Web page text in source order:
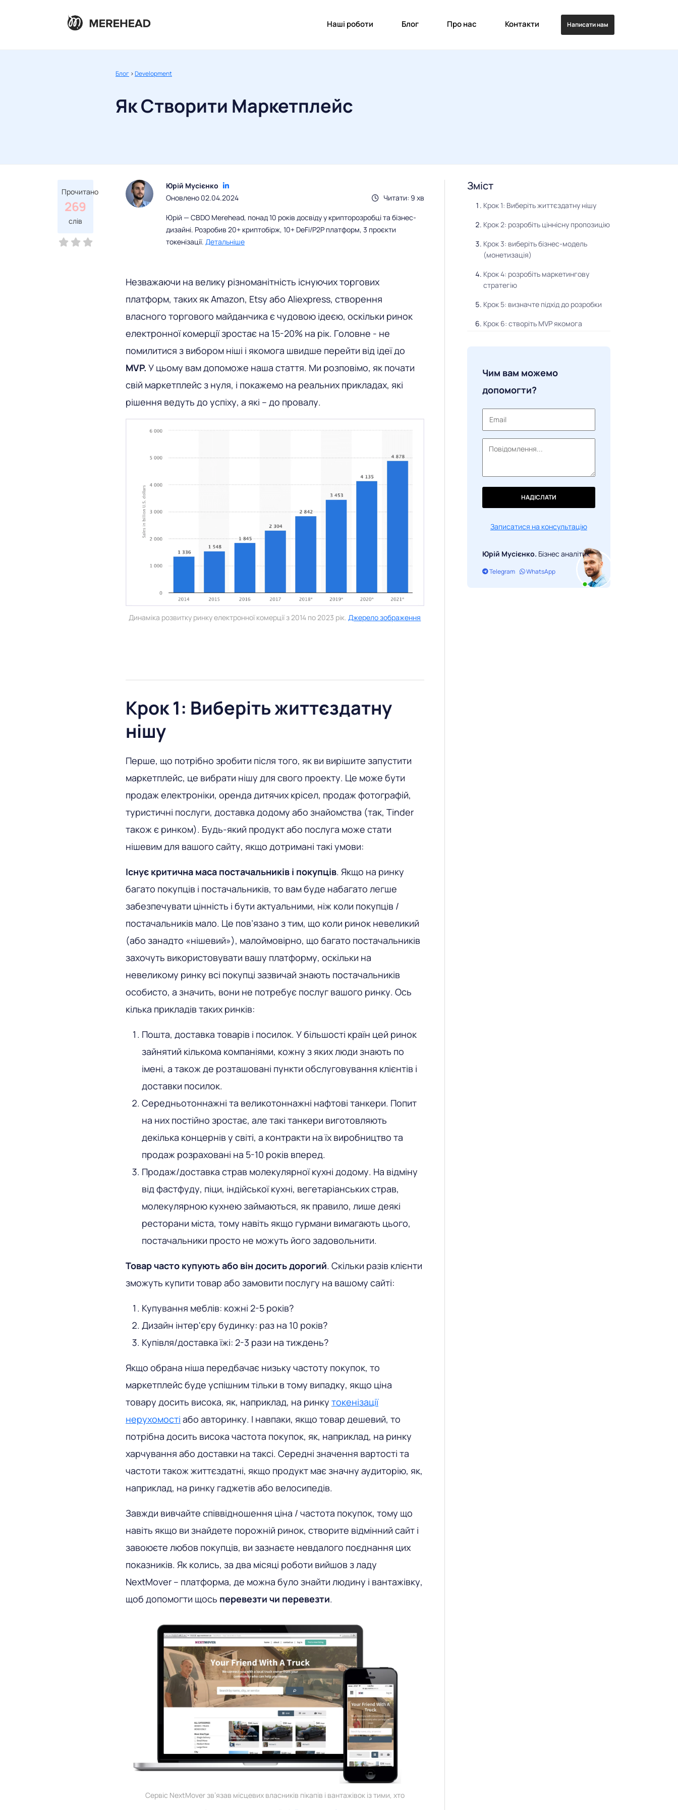
Наші роботи Блог Про нас Контакти Написати нам
Блог >Development
Як Створити Маркетплейс
Прочитано
269
слів
Юрій Мусієнко
Читати: 9 хв
Оновлено 02.04.2024
Юрій — CBDO Merehead, понад 10 років досвіду у крипторозробці та бізнес-
дизайні. Розробив 20+ криптобірж, 10+ DeFi/P2P платформ, 3 проєкти
токенізації. Детальніше
Незважаючи на велику різноманітність існуючих торгових
платформ, таких як Amazon, Etsy або Aliexpress, створення
власного торгового майданчика є чудовою ідеєю, оскільки ринок
електронної комерції зростає на 15-20% на рік. Головне - не
помилитися з вибором ніші і якомога швидше перейти від ідеї до
MVP. У цьому вам допоможе наша стаття. Ми розповімо, як почати
свій маркетплейс з нуля, і покажемо на реальних прикладах, які
рішення ведуть до успіху, а які – до провалу.
Динаміка розвитку ринку електронної комерції з 2014 по 2023 рік.Джерело зображення
Крок 1: Виберіть життєздатну
нішу
Перше, що потрібно зробити після того, як ви вирішите запустити
маркетплейс, це вибрати нішу для свого проекту. Це може бути
продаж електроніки, оренда дитячих крісел, продаж фотографій,
туристичні послуги, доставка додому або знайомства (так, Tinder
також є ринком). Будь-який продукт або послуга може стати
нішевим для вашого сайту, якщо дотримані такі умови:
Існує критична маса постачальників і покупців. Якщо на ринку
багато покупців і постачальників, то вам буде набагато легше
забезпечувати цінність і бути актуальними, ніж коли покупців /
постачальників мало. Це пов’язано з тим, що коли ринок невеликий
(або занадто «нішевий»), малоймовірно, що багато постачальників
захочуть використовувати вашу платформу, оскільки на
невеликому ринку всі покупці зазвичай знають постачальників
особисто, а значить, вони не потребує послуг вашого ринку. Ось
кілька прикладів таких ринків:
Пошта, доставка товарів і посилок. У більшості країн цей ринок
зайнятий кількома компаніями, кожну з яких люди знають по
імені, а також де розташовані пункти обслуговування клієнтів і
доставки посилок.
Середньотоннажні та великотоннажні нафтові танкери. Попит
на них постійно зростає, але такі танкери виготовляють
декілька концернів у світі, а контракти на їх виробництво та
продаж розраховані на 5-10 років вперед.
Продаж/доставка страв молекулярної кухні додому. На відміну
від фастфуду, піци, індійської кухні, вегетаріанських страв,
молекулярною кухнею займаються, як правило, лише деякі
ресторани міста, тому навіть якщо гурмани вимагають цього,
постачальники просто не можуть його задовольнити.
Товар часто купують або він досить дорогий. Скільки разів клієнти
зможуть купити товар або замовити послугу на вашому сайті:
Купування меблів: кожні 2-5 років?
Дизайн інтер'єру будинку: раз на 10 років?
Купівля/доставка їжі: 2-3 рази на тиждень?
Якщо обрана ніша передбачає низьку частоту покупок, то
маркетплейс буде успішним тільки в тому випадку, якщо ціна
товару досить висока, як, наприклад, на ринку токенізації
нерухомості або авторинку. І навпаки, якщо товар дешевий, то
потрібна досить висока частота покупок, як, наприклад, на ринку
харчування або доставки на таксі. Середні значення вартості та
частоти також життєздатні, якщо продукт має значну аудиторію, як,
наприклад, на ринку гаджетів або велосипедів.
Завжди вивчайте співвідношення ціна / частота покупок, тому що
навіть якщо ви знайдете порожній ринок, створите відмінний сайт і
завоюєте любов покупців, ви зазнаєте невдалого поєднання цих
показників. Як колись, за два місяці роботи вийшов з ладу
NextMover – платформа, де можна було знайти людину і вантажівку,
щоб допомогти щось перевезти чи перевезти.
Сервіс NextMover зв’язав місцевих власників пікапів і вантажівок із тими, хто
Зміст
Крок 1: Виберіть життєздатну нішу
Крок 2: розробіть ціннісну пропозицію
Крок 3: виберіть бізнес-модель
(монетизація)
Крок 4: розробіть маркетингову
стратегію
Крок 5: визначте підхід до розробки
Крок 6: створіть MVP якомога
Ціна розробки
Наш випадок
Чим вам можемо
допомогти?
НАДІСЛАТИ
Записатися на консультацію
Юрій Мусієнко. Бізнес аналітик
Telegram WhatsApp